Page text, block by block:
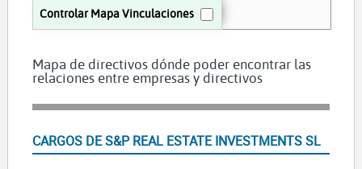
Controlar Mapa Vinculaciones
Mapa de directivos dónde poder encontrar las
relaciones entre empresas y directivos
CARGOS DE S&P REAL ESTATE INVESTMENTS SL